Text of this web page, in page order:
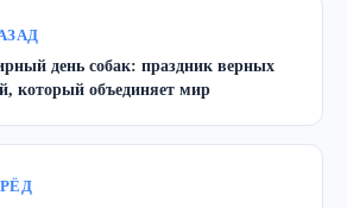
день собак: праздник верных
который объединяет мир